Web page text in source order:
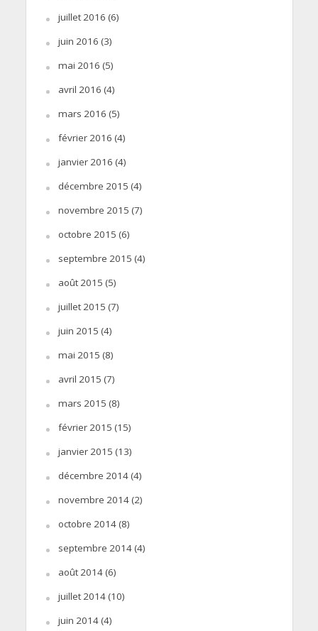
juillet 2016 (6)
juin 2016 (3)
mai 2016 (5)
avril 2016 (4)
mars 2016 (5)
février 2016 (4)
janvier 2016 (4)
décembre 2015 (4)
novembre 2015 (7)
octobre 2015 (6)
septembre 2015 (4)
août 2015 (5)
juillet 2015 (7)
juin 2015 (4)
mai 2015 (8)
avril 2015 (7)
mars 2015 (8)
février 2015 (15)
janvier 2015 (13)
décembre 2014(4)
novembre 2014(2)
octobre 2014(8)
septembre 2014(4)
août 2014(6)
juillet 2014(10)
juin 2014(4)